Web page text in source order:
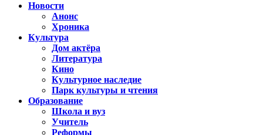
Новости
Анонс
Хроника
Культура
Дом актёра
Литература
Кино
Культурное наследие
Парк культуры и чтения
Образование
Школа и вуз
Учитель
Реформы